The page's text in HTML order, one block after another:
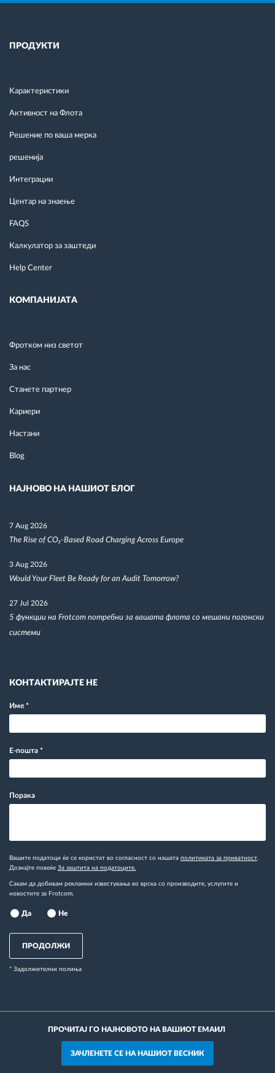
ПРОДУКТИ
Kарактеристики
Активност на Флота
Решение по ваша мерка
решенија
Интеграции
Центар на знаење
FAQS
Калкулатор за заштеди
Help Center
КОМПАНИЈАТА
Фротком низ светот
За нас
Станете партнер
Кариери
Настани
Blog
НАЈНОВО НА НАШИОТ БЛОГ
7 Aug 2026
The Rise of CO₂-Based Road Charging Across Europe
3 Aug 2026
Would Your Fleet Be Ready for an Audit Tomorrow?
27 Jul 2026
5 функции на Frotcom потребни за вашата флота со мешани погонски
системи
КОНТАКТИРАЈТЕ НЕ
Име *
Е-пошта *
Порака
Вашите податоци ќе се користат во согласност со нашата политиката за приватност
Дознајте повеќе За заштита на податоците.
Сакам да добивам рекламни известувања во врска со производите, услугите и
новостите за Frotcom.
Да Не
ПРОДОЛЖИ
* Задолжителни полиња
ПРОЧИТАЈ ГО НАЈНОВОТО НА ВАШИОТ ЕМАИЛ
ЗАЧЛЕНЕТЕ СЕ НА НАШИОТ ВЕСНИК